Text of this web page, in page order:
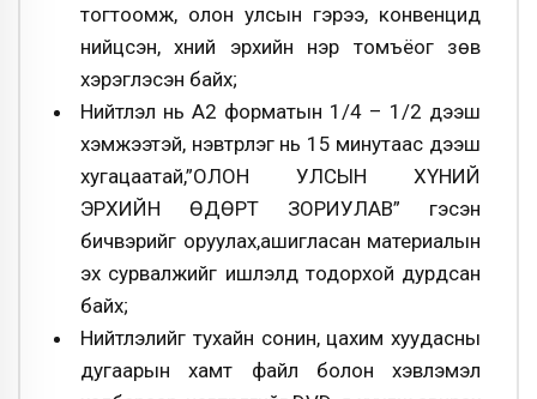
тогтоомж, олон улсын гэрээ, конвенцид
нийцсэн, хүний эрхийн нэр томъёог зөв
хэрэглэсэн байх;
Нийтлэл нь A2 форматын 1/4 – 1/2 дээш
хэмжээтэй, нэвтрүүлэг нь 15 минутаас дээш
хугацаатай,”ОЛОН УЛСЫН ХҮНИЙ
ЭРХИЙН ӨДӨРТ ЗОРИУЛАВ” гэсэн
бичвэрийг оруулах,ашигласан материалын
эх сурвалжийг ишлэлд тодорхой дурдсан
байх;
Нийтлэлийг тухайн сонин, цахим хуудасны
дугаарын хамт файл болон хэвлэмэл